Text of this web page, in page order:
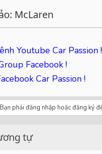
McLaren
Youtube Car Passion !
Facebook !
Car Passion !
Bạn phải đăng nhập hoặc đăng ký
tự